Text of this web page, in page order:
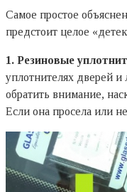
Самое простое
предстоит целое
1. Резиновые
уплотнителях дверей и
обратить внимание,
Если она просела или